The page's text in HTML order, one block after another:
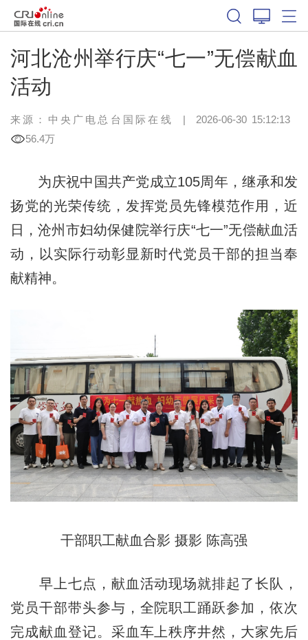
河北沧州举行庆“七一”无偿献血
活动
来源：中央广电总台国际在线 | 2026-06-30 15:12:13
56.4万
为庆祝中国共产党成立105周年，继承和发
扬党的光荣传统，发挥党员先锋模范作用，近
日，沧州市妇幼保健院举行庆“七一”无偿献血活
动，以实际行动彰显新时代党员干部的担当奉
献精神。
干部职工献血合影 摄影 陈高强
早上七点，献血活动现场就排起了长队，
党员干部带头参与，全院职工踊跃参加，依次
完成献血登记。采血车上秩序井然，大家先后